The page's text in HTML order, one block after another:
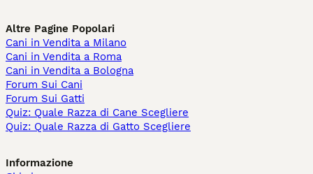
Altre Pagine Popolari
Cani in Vendita a Milano
Cani in Vendita a Roma
Cani in Vendita a Bologna
Forum Sui Cani
Forum Sui Gatti
Quiz: Quale Razza di Cane Scegliere
Quiz: Quale Razza di Gatto Scegliere
Informazione